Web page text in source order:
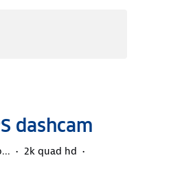
dashcam
2k quad hd